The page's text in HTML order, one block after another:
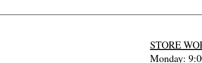
STORE
Monday: